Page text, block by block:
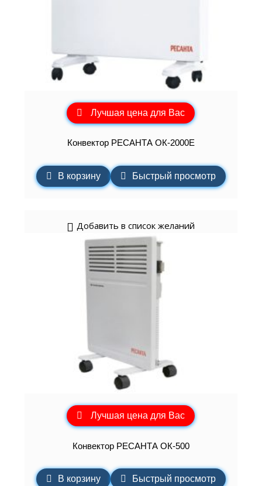
Лучшая цена для Вас
Конвектор РЕСАНТА ОК-2000Е
В корзину Быстрый просмотр
Добавить в список желаний
Лучшая цена для Вас
Конвектор РЕСАНТА ОК-500
В корзину Быстрый просмотр